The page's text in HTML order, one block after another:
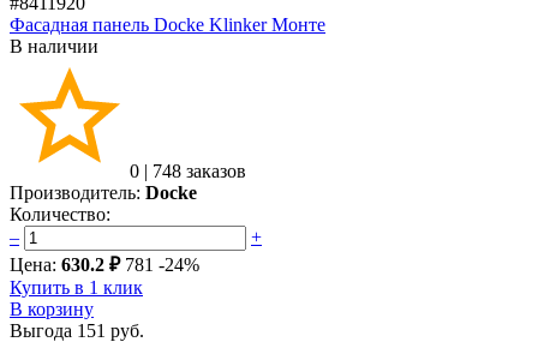
Фасадная панель Docke Klinker Монте
В наличии
0 | 748 заказов
Производитель: Docke
Количество:
–
+
Цена: 630.2 ₽ 781 -24%
Купить в 1 клик
В корзину
Выгода 151 руб.